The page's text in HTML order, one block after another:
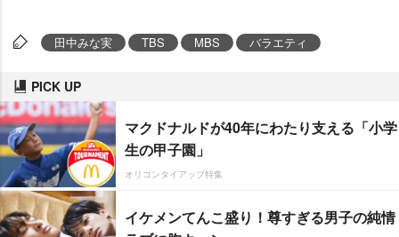
田中みな実 TBS MBS バラエティ
PICK UP
マクドナルドが40年にわたり支える「小学
生の甲子園」
オリコンタイアップ特集
イケメンてんこ盛り！尊すぎる男子の純情